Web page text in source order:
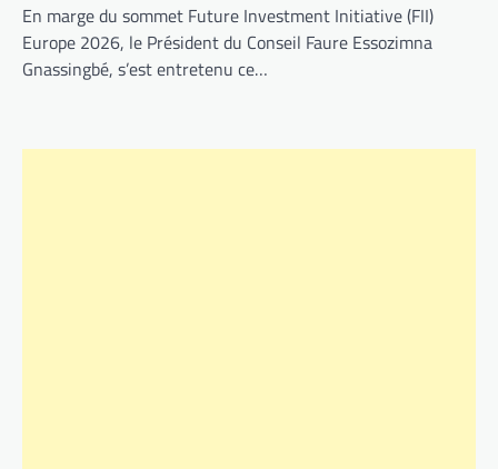
En marge du sommet Future Investment Initiative (FII)
Europe 2026, le Président du Conseil Faure Essozimna
Gnassingbé, s’est entretenu ce…